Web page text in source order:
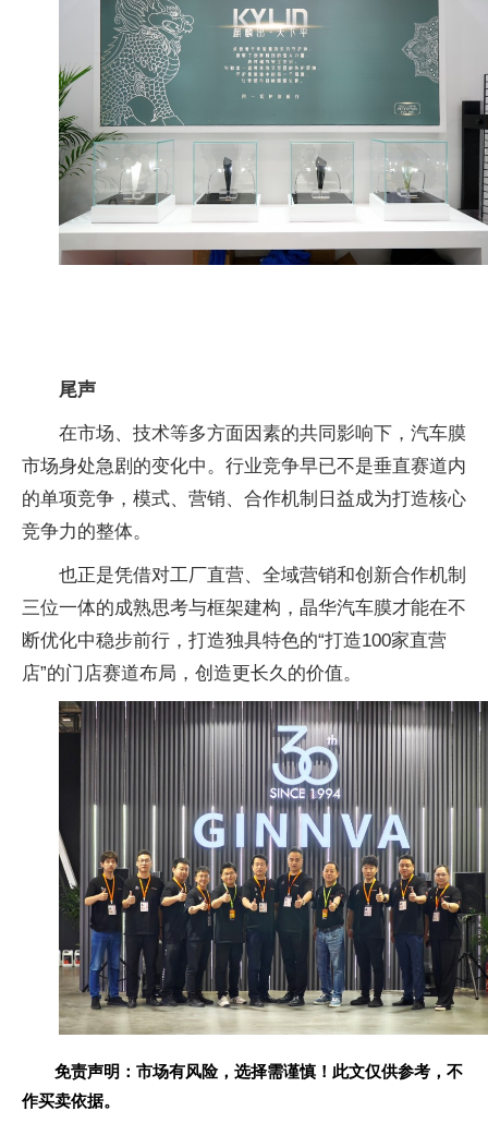
尾声
在市场、技术等多方面因素的共同影响下，汽车膜
市场身处急剧的变化中。行业竞争早已不是垂直赛道内
的单项竞争，模式、营销、合作机制日益成为打造核心
竞争力的整体。
也正是凭借对工厂直营、全域营销和创新合作机制
三位一体的成熟思考与框架建构，晶华汽车膜才能在不
断优化中稳步前行，打造独具特色的“打造100家直营
店”的门店赛道布局，创造更长久的价值。
免责声明：市场有风险，选择需谨慎！此文仅供参考，不
作买卖依据。